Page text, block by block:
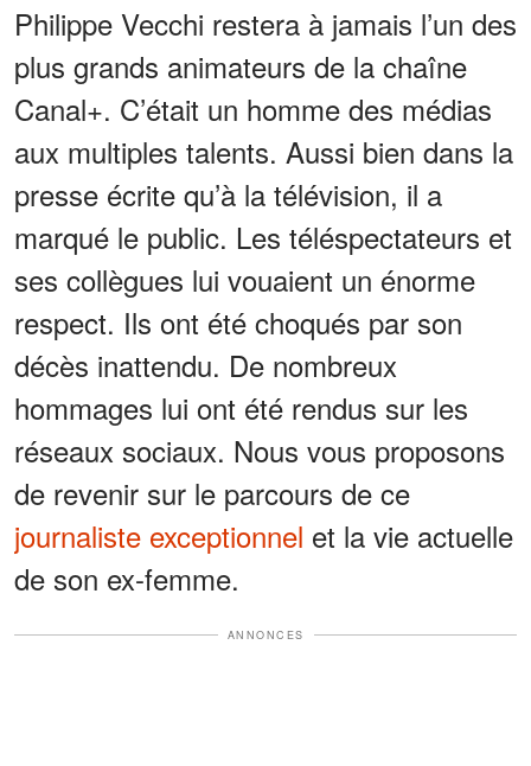
Philippe Vecchi restera à jamais l’un des
plus grands animateurs de la chaîne
Canal+. C’était un homme des médias
aux multiples talents. Aussi bien dans la
presse écrite qu’à la télévision, il a
marqué le public. Les téléspectateurs et
ses collègues lui vouaient un énorme
respect. Ils ont été choqués par son
décès inattendu. De nombreux
hommages lui ont été rendus sur les
réseaux sociaux. Nous vous proposons
de revenir sur le parcours de ce
journaliste exceptionnel et la vie actuelle
de son ex-femme.
ANNONCES